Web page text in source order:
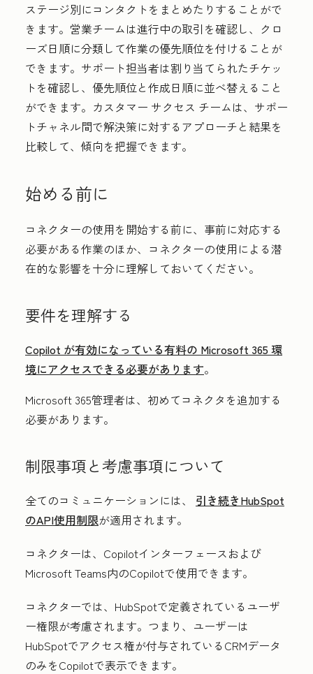
ステージ別にコンタクトをまとめたりすることがで
きます。営業チームは進行中の取引を確認し、クロ
ーズ日順に分類して作業の優先順位を付けることが
できます。サポート担当者は割り当てられたチケッ
トを確認し、優先順位と作成日順に並べ替えること
ができます。カスタマー サクセス チームは、サポー
トチャネル間で解決策に対するアプローチと結果を
比較して、傾向を把握できます。
始める前に
コネクターの使用を開始する前に、事前に対応する
必要がある作業のほか、コネクターの使用による潜
在的な影響を十分に理解しておいてください。
要件を理解する
Copilot が有効になっている有料の Microsoft 365 環
境にアクセスできる必要があります。
Microsoft 365管理者は、初めてコネクタを追加する
必要があります。
制限事項と考慮事項について
全てのコミュニケーションには、 引き続きHubSpot
のAPI使用制限が適用されます。
コネクターは、Copilotインターフェースおよび
Microsoft Teams内のCopilotで使用できます。
コネクターでは、HubSpotで定義されているユーザ
ー権限が考慮されます。つまり、ユーザーは
HubSpotでアクセス権が付与されているCRMデータ
のみをCopilotで表示できます。